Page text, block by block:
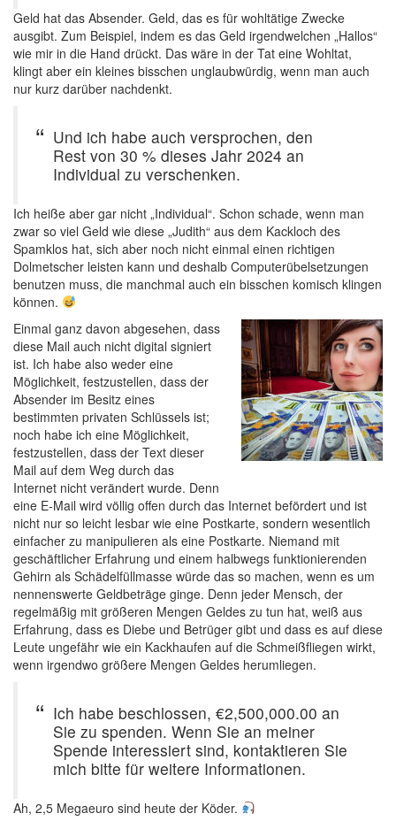
Geld hat das Absender. Geld, das es für wohltätige Zwecke
ausgibt. Zum Beispiel, indem es das Geld irgendwelchen „Hallos“
wie mir in die Hand drückt. Das wäre in der Tat eine Wohltat,
klingt aber ein kleines bisschen unglaubwürdig, wenn man auch
nur kurz darüber nachdenkt.
Und ich habe auch versprochen, den
Rest von 30 % dieses Jahr 2024 an
Individual zu verschenken.
Ich heiße aber gar nicht „Individual“. Schon schade, wenn man
zwar so viel Geld wie diese „Judith“ aus dem Kackloch des
Spamklos hat, sich aber noch nicht einmal einen richtigen
Dolmetscher leisten kann und deshalb Computerübelsetzungen
benutzen muss, die manchmal auch ein bisschen komisch klingen
können.
Einmal ganz davon abgesehen, dass
diese Mail auch nicht digital signiert
ist. Ich habe also weder eine
Möglichkeit, festzustellen, dass der
Absender im Besitz eines
bestimmten privaten Schlüssels ist;
noch habe ich eine Möglichkeit,
festzustellen, dass der Text dieser
Mail auf dem Weg durch das
Internet nicht verändert wurde. Denn
eine E-Mail wird völlig offen durch das Internet befördert und ist
nicht nur so leicht lesbar wie eine Postkarte, sondern wesentlich
einfacher zu manipulieren als eine Postkarte. Niemand mit
geschäftlicher Erfahrung und einem halbwegs funktionierenden
Gehirn als Schädelfüllmasse würde das so machen, wenn es um
nennenswerte Geldbeträge ginge. Denn jeder Mensch, der
regelmäßig mit größeren Mengen Geldes zu tun hat, weiß aus
Erfahrung, dass es Diebe und Betrüger gibt und dass es auf diese
Leute ungefähr wie ein Kackhaufen auf die Schmeißfliegen wirkt,
wenn irgendwo größere Mengen Geldes herumliegen.
Ich habe beschlossen, €2,500,000.00 an
Sie zu spenden. Wenn Sie an meiner
Spende interessiert sind, kontaktieren Sie
mich bitte für weitere Informationen.
Ah, 2,5 Megaeuro sind heute der Köder.